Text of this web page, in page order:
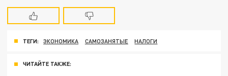
ТЕГИ: ЭКОНОМИКА САМОЗАНЯТЫЕ НАЛОГИ
ЧИТАЙТЕ ТАКЖЕ: